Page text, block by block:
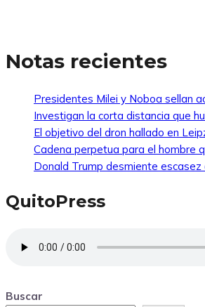
Notas recientes
Presidentes Milei y Noboa sellan
Investigan la corta distancia que
El objetivo del dron hallado en
Cadena perpetua para el hombre
Donald Trump desmiente escasez
QuitoPress
Buscar